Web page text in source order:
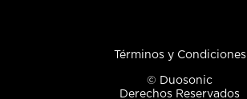
Términos y Condiciones
© Duosonic
Derechos Reservados